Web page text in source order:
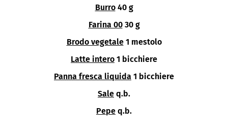
Burro 40 g
Farina 00 30 g
Brodo vegetale 1 mestolo
Latte intero 1 bicchiere
Panna fresca liquida 1 bicchiere
Sale q.b.
Pepe q.b.